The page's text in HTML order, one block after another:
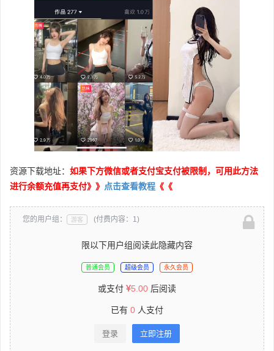
资源下载地址： 如果下方微信或者支付宝支付被限制，可用此方法
进行余额充值再支付》》 点击查看教程 《《
您的用户组： 游客 (付费内容：1)
限以下用户组阅读此隐藏内容
普通会员 超级会员 永久会员
或支付 5.00 后阅读
已有 0 人支付
登录 立即注册